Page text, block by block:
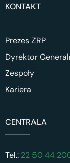
KONTAKT
Prezes ZRP
Dyrektor
Zespoły
Kariera
CENTRALA
Tel.: 22 50 44